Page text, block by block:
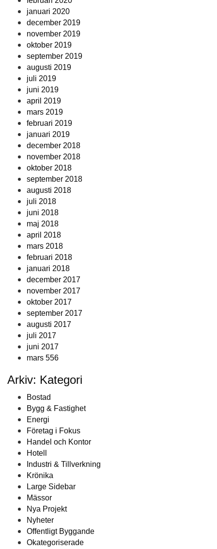
januari 2020
december 2019
november 2019
oktober 2019
september 2019
augusti 2019
juli 2019
juni 2019
april 2019
mars 2019
februari 2019
januari 2019
december 2018
november 2018
oktober 2018
september 2018
augusti 2018
juli 2018
juni 2018
maj 2018
april 2018
mars 2018
februari 2018
januari 2018
december 2017
november 2017
oktober 2017
september 2017
augusti 2017
juli 2017
juni 2017
mars 556
Arkiv: Kategori
Bostad
Bygg & Fastighet
Energi
Företag i Fokus
Handel och Kontor
Hotell
Industri & Tillverkning
Krönika
Large Sidebar
Mässor
Nya Projekt
Nyheter
Offentligt Byggande
Okategoriserade